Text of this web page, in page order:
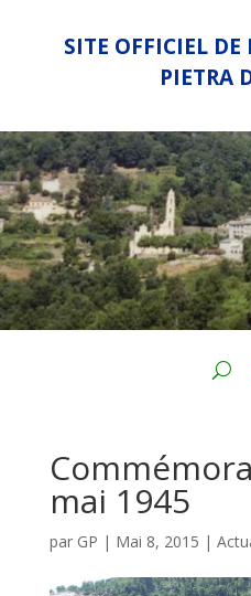
SITE OFFICIEL
PIETRA
mai 1945
par GP | Mai 8, 2015 |